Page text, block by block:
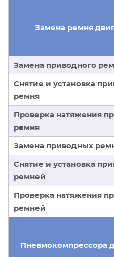
Замена ремня
Замена приводного
Снятие и установка
ремня
Проверка натяжения
ремня
Замена приводных
Снятие и установка
ремней
Проверка натяжения
ремней
Пневмокомпрессора